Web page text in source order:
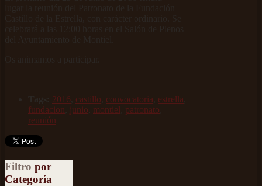
2016 castillo convocatoria estrella
fundacion junio montiel patronato
reunión
Filtro por
Categoría